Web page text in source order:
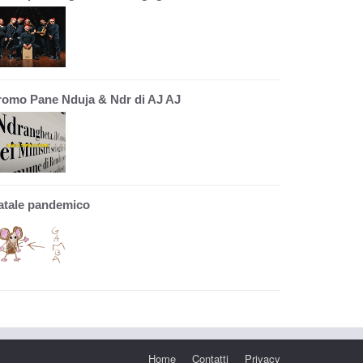
Pane Nduja & Ndr di AJ AJ
pandemico
Home Contatti Privacy